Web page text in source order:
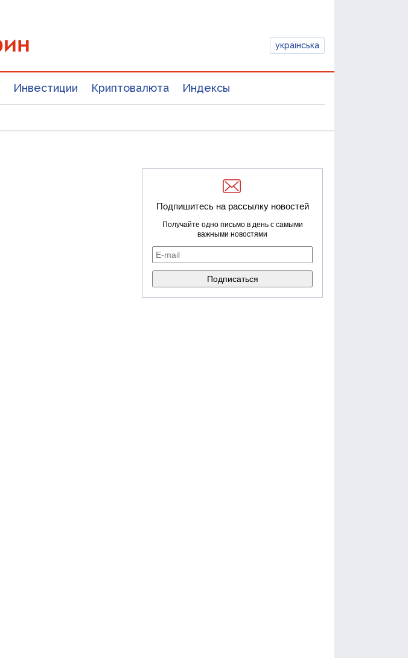
українська
Инвестиции Криптовалюта Индексы
Подпишитесь на рассылку новостей
Получайте одно письмо в день с самыми
важными новостями